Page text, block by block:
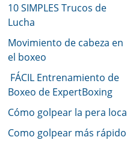
10 SIMPLES Trucos de
Lucha
Movimiento de cabeza en
el boxeo
FÁCIL Entrenamiento de
Boxeo de ExpertBoxing
Cómo golpear la pera loca
Como golpear más rápido